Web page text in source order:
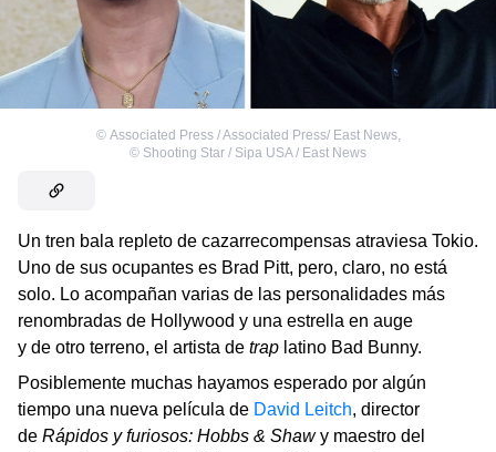
© Associated Press / Associated Press/ East News,
© Shooting Star / Sipa USA / East News
Un tren bala repleto de cazarrecompensas atraviesa Tokio.
Uno de sus ocupantes es Brad Pitt, pero, claro, no está
solo. Lo acompañan varias de las personalidades más
renombradas de Hollywood y una estrella en auge
y de otro terreno, el artista de trap latino Bad Bunny.
Posiblemente muchas hayamos esperado por algún
tiempo una nueva película de David Leitch, director
de Rápidos y furiosos: Hobbs & Shawy maestro del